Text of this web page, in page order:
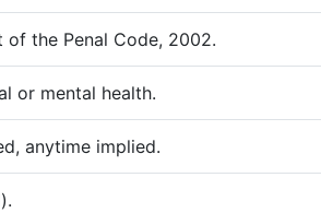
of the Penal Code, 2002.
or mental health.
anytime implied.